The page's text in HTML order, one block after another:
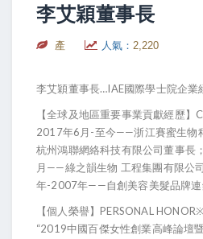
李艾穎董事長
產 人氣： 2,220
李艾穎董事長…IAE國際學士院企業
【全球及地區重要事業貢獻經歷】
2017年6月-至今——浙江賽蜜生物
杭州鴻聯網絡科技有限公司董事
月——綠之韻生物 工程集團有限公
年-2007年——自創美容美髮品牌連
【個人榮譽】PERSONAL
“2019中國百傑女性創業高峰論壇